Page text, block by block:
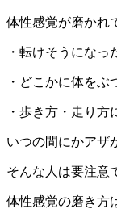
体性感覚が磨かれ
・転けそうになっ
・どこかに体をぶ
・歩き方・走り方
いつの間にかアザ
そんな人は要注意
体性感覚の磨き方